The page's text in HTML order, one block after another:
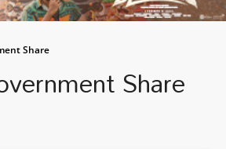
Share
Share